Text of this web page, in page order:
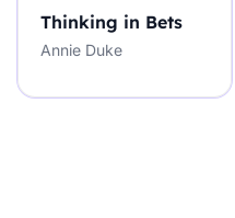
Thinking in Bets
Annie Duke